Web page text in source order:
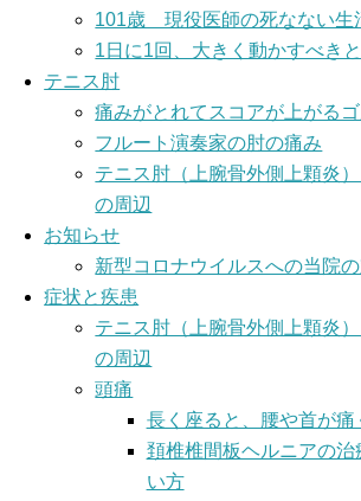
101歳 現役医師の死なない生
1日に1回、大きく動かすべき
テニス肘
痛みがとれてスコアが上がる
フルート演奏家の肘の痛み
テニス肘（上腕骨外側上顆炎
の周辺
お知らせ
新型コロナウイルスへの当院
症状と疾患
テニス肘（上腕骨外側上顆炎
の周辺
頭痛
長く座ると、腰や首が痛
頚椎椎間板ヘルニアの
い方